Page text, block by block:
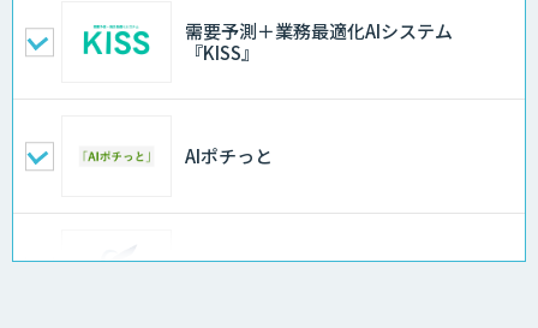
需要予測＋業務最適化AIシステム
『KISS』
AIポチっと
FleGrowthのDX/AI支援伴走サービス